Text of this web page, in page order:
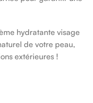
hydratante visage
de votre peau,
extérieures !